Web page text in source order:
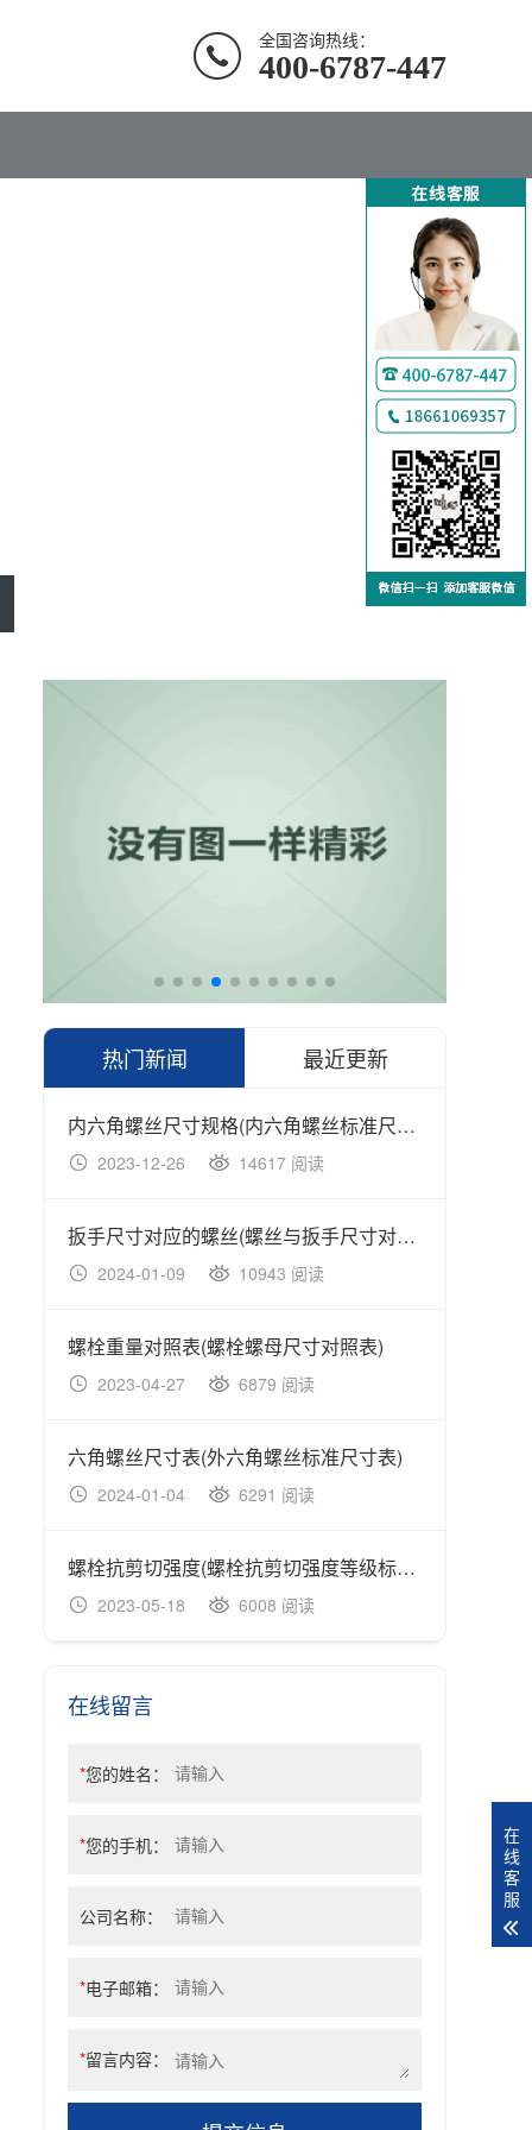
全国咨询热线：
400-6787-447
热门新闻 最近更新
内六角螺丝尺寸规格(内六角螺丝标准尺寸规格表)
2023-12-26 14617 阅读
扳手尺寸对应的螺丝(螺丝与扳手尺寸对照表大全)
2024-01-09 10943 阅读
螺栓重量对照表(螺栓螺母尺寸对照表)
2023-04-27 6879 阅读
六角螺丝尺寸表(外六角螺丝标准尺寸表)
2024-01-04 6291 阅读
螺栓抗剪切强度(螺栓抗剪切强度等级标准对照表)
2023-05-18 6008 阅读
在线留言
*您的姓名：
*您的手机：
公司名称：
*电子邮箱：
*留言内容：
在
线
客
服